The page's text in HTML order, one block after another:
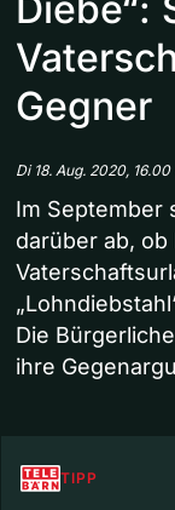
Gegner
Di 18. Aug. 2020, 16.00
Im September
darüber ab,
Die
ihre
TIPP